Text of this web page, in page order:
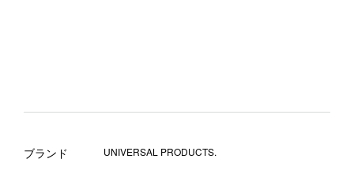
ブランド UNIVERSAL PRODUCTS.